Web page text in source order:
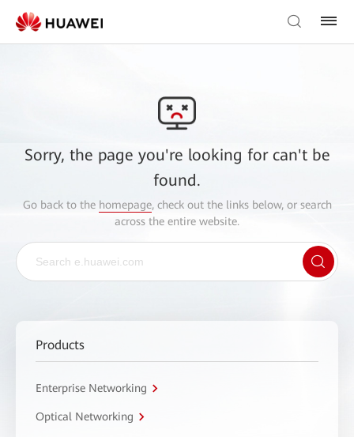
Sorry, the page you're looking for can't be
found.
Go back to the homepage, check out the links below, or search
across the entire website.
Products
Enterprise Networking
Optical Networking